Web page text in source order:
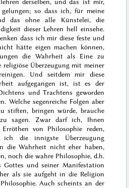
so dass ich, für meine
das ohne alle Künstelei, die
dieser Lehren hell einsehe.
dass ich mir diese feste und
hätte eigen machen können,
die Wahrheit als Eine zu
religiöse Überzeugung mit meiner
Und seitdem mir diese
aufgegangen ist, ist es der
und Trachtens geworden
Welche segenreiche Folgen aber
stiften, bringen würde, brauche
sagen. Zwar darf ich, Ihnen
von Philosophie reden,
die innigste Überzeugung
die Wahrheit nicht eher haben,
noch die wahre Philosophie, d.h.
Gottes und seiner Manifestation
als sie aufgeht in die Religion
Auch scheints an der